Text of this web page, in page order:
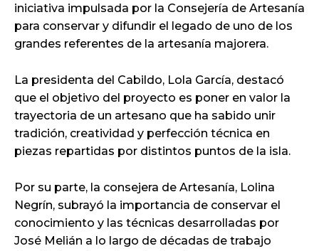
iniciativa impulsada por la Consejería de Artesanía
para conservar y difundir el legado de uno de los
grandes referentes de la artesanía majorera.
La presidenta del Cabildo, Lola García, destacó
que el objetivo del proyecto es poner en valor la
trayectoria de un artesano que ha sabido unir
tradición, creatividad y perfección técnica en
piezas repartidas por distintos puntos de la isla.
Por su parte, la consejera de Artesanía, Lolina
Negrín, subrayó la importancia de conservar el
conocimiento y las técnicas desarrolladas por
José Melián a lo largo de décadas de trabajo